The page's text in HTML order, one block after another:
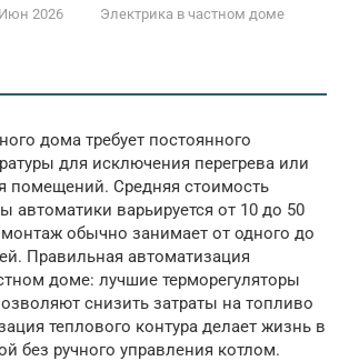
2026
Электрика в частном доме
дома требует постоянного
для исключения перегрева или
помещений. Средняя стоимость
автоматики варьируется от 10 до 50
обычно занимает от одного до
Правильная автоматизация
доме: лучшие терморегуляторы
снизить затраты на топливо
теплового контура делает жизнь в
без ручного управления котлом.